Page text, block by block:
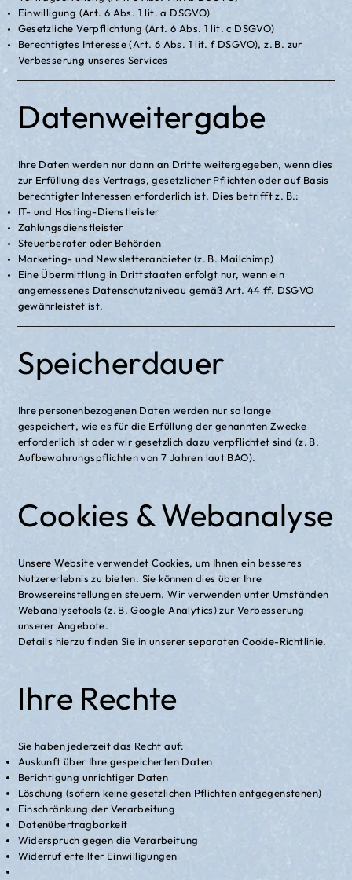
Einwilligung (Art. 6 Abs. 1 lit. a DSGVO)
Gesetzliche Verpflichtung (Art. 6 Abs. 1 lit. c DSGVO)
Berechtigtes Interesse (Art. 6 Abs. 1 lit. f DSGVO), z. B. zur
Verbesserung unseres Services
Datenweitergabe
Ihre Daten werden nur dann an Dritte weitergegeben, wenn dies
zur Erfüllung des Vertrags, gesetzlicher Pflichten oder auf Basis
berechtigter Interessen erforderlich ist. Dies betrifft z. B.:
IT- und Hosting-Dienstleister
Zahlungsdienstleister
Steuerberater oder Behörden
Marketing- und Newsletteranbieter (z. B. Mailchimp)
Eine Übermittlung in Drittstaaten erfolgt nur, wenn ein
angemessenes Datenschutzniveau gemäß Art. 44 ff. DSGVO
gewährleistet ist.
Speicherdauer
Ihre personenbezogenen Daten werden nur so lange
gespeichert, wie es für die Erfüllung der genannten Zwecke
erforderlich ist oder wir gesetzlich dazu verpflichtet sind (z. B.
Aufbewahrungspflichten von 7 Jahren laut BAO).
Cookies & Webanalyse
Unsere Website verwendet Cookies, um Ihnen ein besseres
Nutzererlebnis zu bieten. Sie können dies über Ihre
Browsereinstellungen steuern. Wir verwenden unter Umständen
Webanalysetools (z. B. Google Analytics) zur Verbesserung
unserer Angebote.
Details hierzu finden Sie in unserer separaten Cookie-Richtlinie.
Ihre Rechte
Sie haben jederzeit das Recht auf:
Auskunft über Ihre gespeicherten Daten
Berichtigung unrichtiger Daten
Löschung (sofern keine gesetzlichen Pflichten entgegenstehen)
Einschränkung der Verarbeitung
Datenübertragbarkeit
Widerspruch gegen die Verarbeitung
Widerruf erteilter Einwilligungen